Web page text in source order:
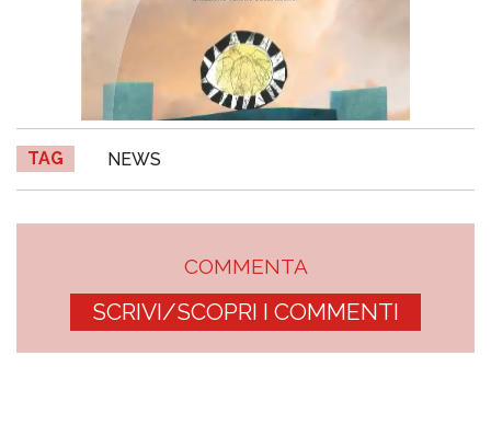
TAG NEWS
COMMENTA
SCRIVI/SCOPRI I COMMENTI